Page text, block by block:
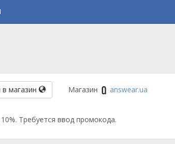
магазин Магазин answear.ua
Требуется ввод промокода.